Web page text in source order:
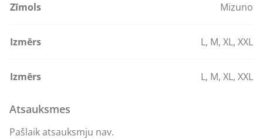
Zīmols
Mizuno
Izmērs L, M, XL, XXL
Izmērs L, M, XL, XXL
Atsauksmes
Pašlaik atsauksmju nav.